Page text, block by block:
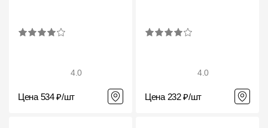
4.0
Цена 534 ₽/шт
4.0
Цена 232 ₽/шт